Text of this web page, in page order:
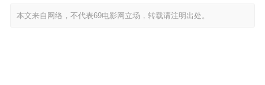
本文来自网络，不代表69电影网立场，转载请注明出处。